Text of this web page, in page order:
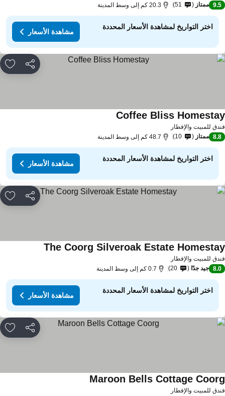
9.5 ممتاز 51 20.3 كم إلى وسط المدينة
اختر التواريخ لمشاهدة الأسعار المحددة
مشاهدة الأسعار
مشاركة
للمبيت والإفطار
Coffee Bliss
8.8 ممتاز 10 48.7 كم إلى وسط المدينة
اختر التواريخ لمشاهدة الأسعار المحددة
مشاهدة الأسعار
مشاركة
للمبيت والإفطار
The Coorg Silveroak Estate
8.0 جيد جدًا 20 0.7 كم إلى وسط المدينة
اختر التواريخ لمشاهدة الأسعار المحددة
مشاهدة الأسعار
مشاركة
للمبيت والإفطار
Maroon Bells Cottage